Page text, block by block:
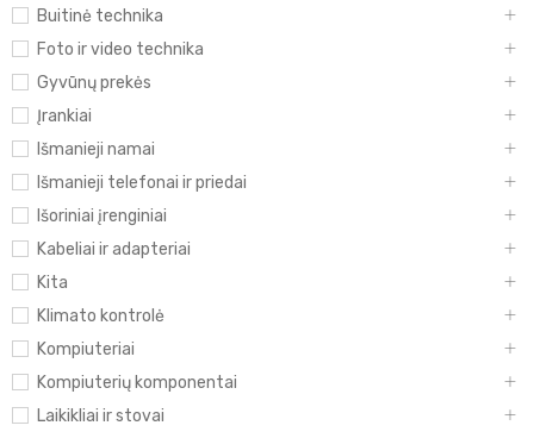
Buitinė technika
Foto ir video technika
Gyvūnų prekės
Įrankiai
Išmanieji namai
Išmanieji telefonai ir priedai
Išoriniai įrenginiai
Kabeliai ir adapteriai
Kita
Klimato kontrolė
Kompiuteriai
Kompiuterių komponentai
Laikikliai ir stovai